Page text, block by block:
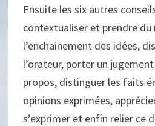
Ensuite les six autres
contextualiser et prendre du
l’enchainement des idées,
l’orateur, porter un
propos, distinguer les faits
opinions exprimées,
s’exprimer et enfin relier ce